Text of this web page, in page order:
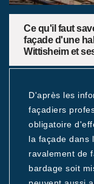
Ce qu'il faut
façade d'une
Wittisheim et
D'après les
façadiers
obligatoire
la façade dans
ravalement de
bardage soit